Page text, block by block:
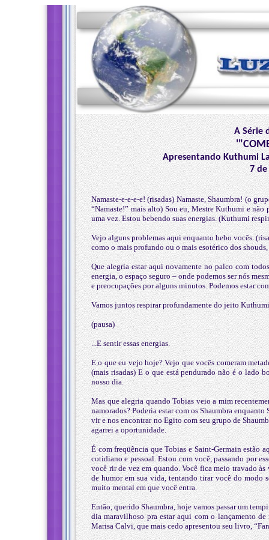
A Série
Apresentando Kuthumi
7 de
Namaste-e-e-e-e! (risadas) Namaste, Shaumbra! (o
“Namaste!” mais alto) Sou eu, Mestre Kuthumi e não
uma vez. Estou bebendo suas energias. (Kuthumi
Vejo alguns problemas aqui enquanto bebo vocês.
como o mais profundo ou o mais esotérico dos
Que alegria estar aqui novamente no palco com
energia, o espaço seguro – onde podemos ser nós
e preocupações por alguns minutos. Podemos estar
Vamos juntos respirar profundamente do jeito
(pausa)
...E sentir essas energias.
E o que eu vejo hoje? Vejo que vocês comeram
(mais risadas) E o que está pendurado não é o lado
nosso dia.
Mas que alegria quando Tobias veio a mim
namorados? Poderia estar com os Shaumbra
vir e nos encontrar no Egito com seu grupo de
agarrei a oportunidade.
É com freqüência que Tobias e Saint-Germain estão
cotidiano e pessoal. Estou com você, passando por
você rir de vez em quando. Você fica meio travado
de humor em sua vida, tentando tirar você do modo
muito mental em que você entra.
Então, querido Shaumbra, hoje vamos passar um
dia maravilhoso pra estar aqui com o lançamento
Marisa Calvi, que mais cedo apresentou seu livro,